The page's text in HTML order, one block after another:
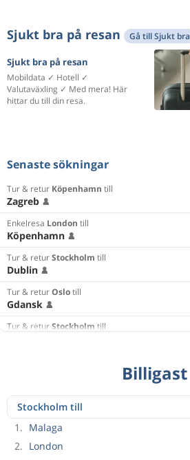
Senaste sökningar
Tur & retur Köpenhamn till
Zagreb
Enkelresa London till
Köpenhamn
Tur & returStockholm till
Dublin
Tur & returOslotill
Gdansk
Tur & returStockholm till
EnkelresaEdinburghtill
Agadir
EnkelresaStockholm
Reykjavik
Sjukt bra på resan Gå till Sjukt bra
Sjukt bra på resan
Mobildata ✓ Hotell ✓
Valutaväxling ✓ Med mera! Här
hittar du till din resa.
Billigast
1. Malaga
2. London